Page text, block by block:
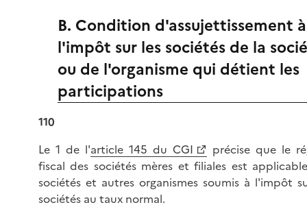
B. Condition d'assujettissement à
l'impôt sur les sociétés de la
ou de l'organisme qui détient les
participations
110
Le 1 de l'article 145 du CGI
précise que le
fiscal des sociétés mères et filiales est
sociétés et autres organismes soumis à l'impôt
sociétés au taux normal.